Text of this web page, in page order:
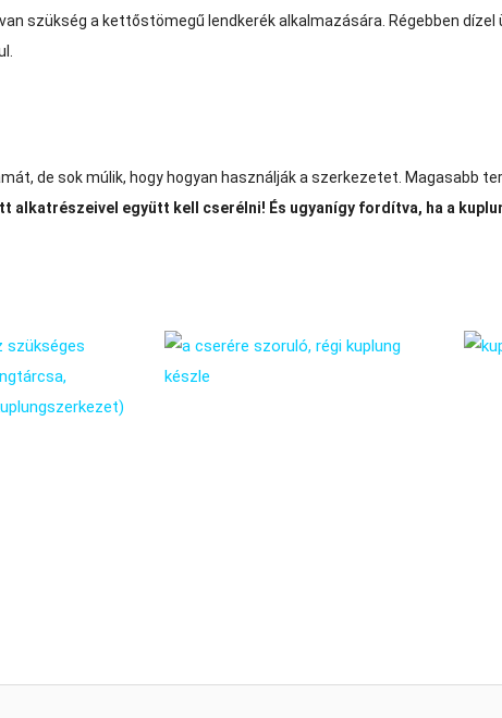
szükség a kettőstömegű lendkerék alkalmazására. Régebben
de sok múlik, hogy hogyan használják a szerkezetet. Magasabb
alkatrészeivel együtt kell cserélni! És ugyanígy fordítva, ha a